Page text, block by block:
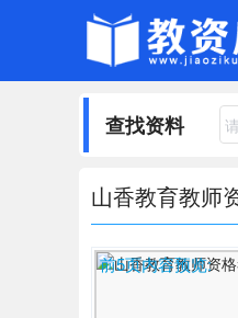
查找资料
山香教育教师
前5页内容预览: